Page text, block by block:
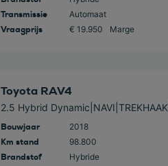
Transmissie Automaat
Vraagprijs € 19.950 Marge
Toyota RAV4
2.5 Hybrid
Bouwjaar 2018
Km stand 98.800
Brandstof Hybride